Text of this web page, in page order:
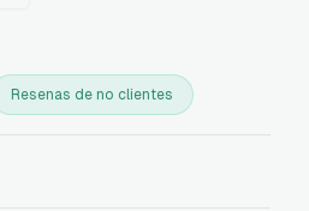
Resenas de no clientes